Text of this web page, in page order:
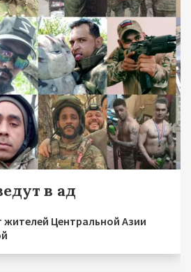
в ад
жителей Центральной Азии